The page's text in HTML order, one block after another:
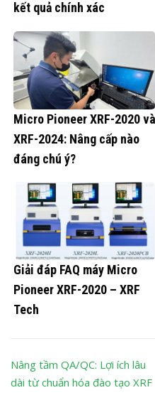
kết quả chính xác
Micro Pioneer XRF-2020 và
XRF-2024: Nâng cấp nào
đáng chú ý?
Giải đáp FAQ máy Micro
Pioneer XRF-2020 – XRF
Tech
Nâng tầm QA/QC: Lợi ích lâu
dài từ chuẩn hóa đào tạo XRF